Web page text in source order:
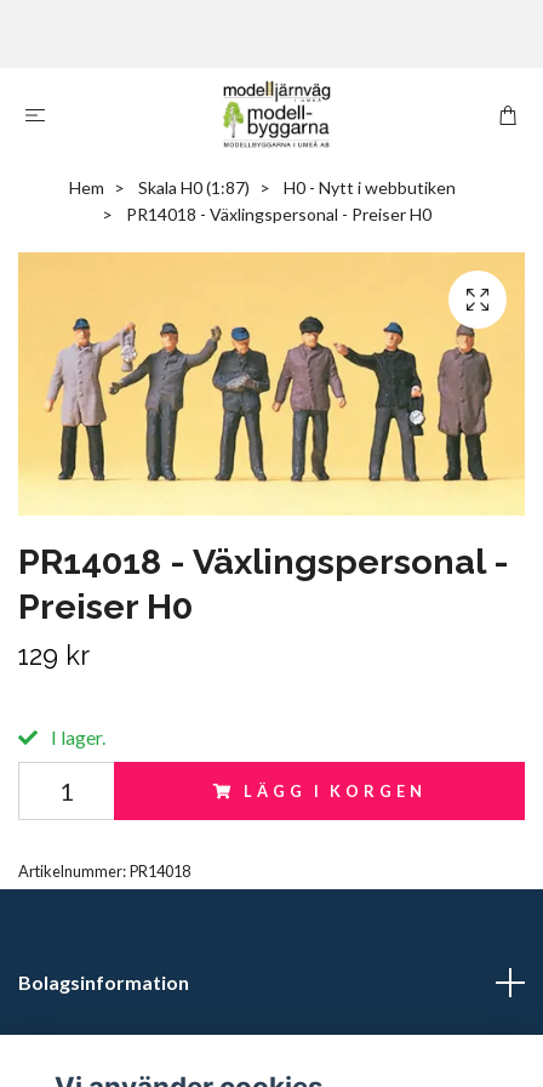
Hem Skala H0 (1:87)
H0 - Nytt i webbutiken
PR14018 - Växlingspersonal - Preiser H0
PR14018 - Växlingspersonal -
Preiser H0
129 kr
I lager.
LÄGG I KORGEN
Artikelnummer:PR14018
Bolagsinformation